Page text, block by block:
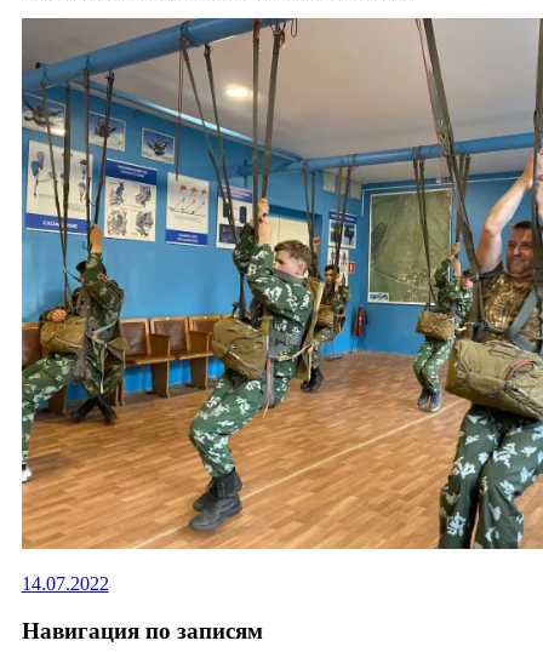
14.07.2022
Навигация по записям